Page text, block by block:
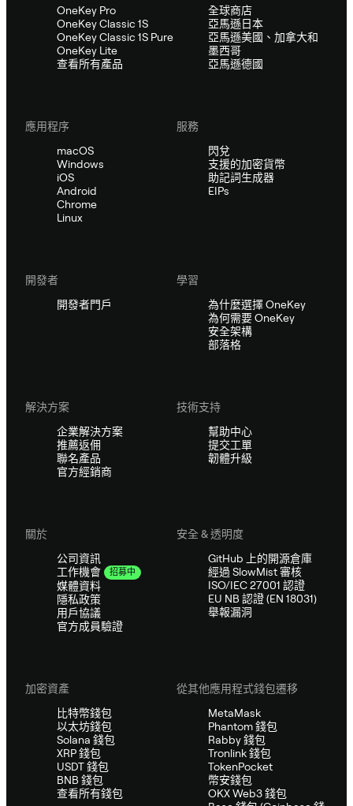
OneKey Pro
OneKey Classic 1S
OneKey Classic 1S Pure
OneKey Lite
查看所有產品
全球商店
亞馬遜日本
亞馬遜美國、加拿大和
墨西哥
亞馬遜德國
應用程序
macOS
Windows
iOS
Android
Chrome
Linux
服務
閃兌
支援的加密貨幣
助記詞生成器
EIPs
開發者
開發者門戶
學習
為什麼選擇 OneKey
為何需要 OneKey
安全架構
部落格
解決方案
企業解決方案
推薦返佣
聯名產品
官方經銷商
技術支持
幫助中心
提交工單
韌體升級
關於
公司資訊
工作機會
招募中
媒體資料
隱私政策
用戶協議
官方成員驗證
安全 & 透明度
GitHub 上的開源倉庫
經過 SlowMist 審核
ISO/IEC 27001 認證
EU NB 認證 (EN 18031)
舉報漏洞
加密資產
比特幣錢包
以太坊錢包
Solana 錢包
XRP 錢包
USDT 錢包
BNB 錢包
查看所有錢包
從其他應用程式錢包遷移
MetaMask
Phantom 錢包
Rabby 錢包
Tronlink 錢包
TokenPocket
幣安錢包
OKX Web3 錢包